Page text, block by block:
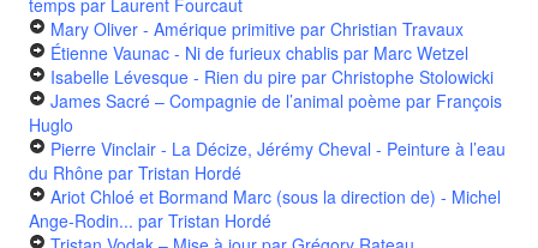
temps par Laurent Fourcaut
Mary Oliver - Amérique primitive par Christian Travaux
Étienne Vaunac - Ni de furieux chablis par Marc Wetzel
Isabelle Lévesque - Rien du pire par Christophe Stolowicki
James Sacré – Compagnie de l’animal poème par François
Huglo
Pierre Vinclair - La Décize, Jérémy Cheval - Peinture à l’eau
du Rhône par Tristan Hordé
Ariot Chloé et Bormand Marc (sous la direction de) - Michel
Ange-Rodin... par Tristan Hordé